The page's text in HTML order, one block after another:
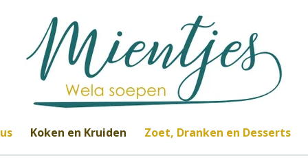
Koken en Kruiden Zoet, Dranken en Desserts